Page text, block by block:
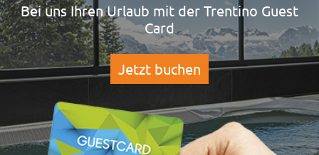
Bei uns Ihren Urlaub mit der Trentino Guest
Card
Jetzt buchen